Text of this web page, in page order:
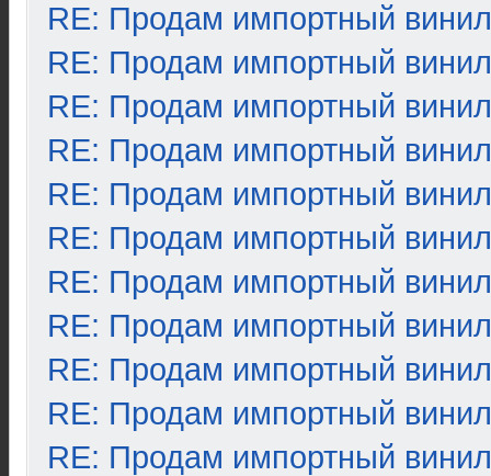
RE: Продам импортный винил
RE: Продам импортный винил
RE: Продам импортный винил
RE: Продам импортный винил
RE: Продам импортный винил
RE: Продам импортный винил
RE: Продам импортный винил
RE: Продам импортный винил
RE: Продам импортный винил
RE: Продам импортный винил
RE: Продам импортный винил